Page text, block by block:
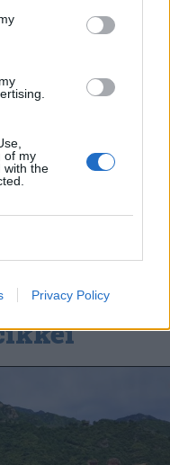
of my
with the
Privacy Policy
kilenc
a Sepsi
indíts, s